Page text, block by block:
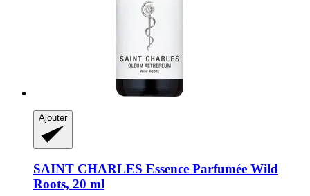
Ajouter
SAINT CHARLES Essence Parfumée Wild
Roots, 20 ml